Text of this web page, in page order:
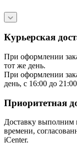
Курьерская
При оформлении
тот же день.
При оформлении
день, с 16:00 до
Приоритетная
Доставку выполним
времени,
iCenter.